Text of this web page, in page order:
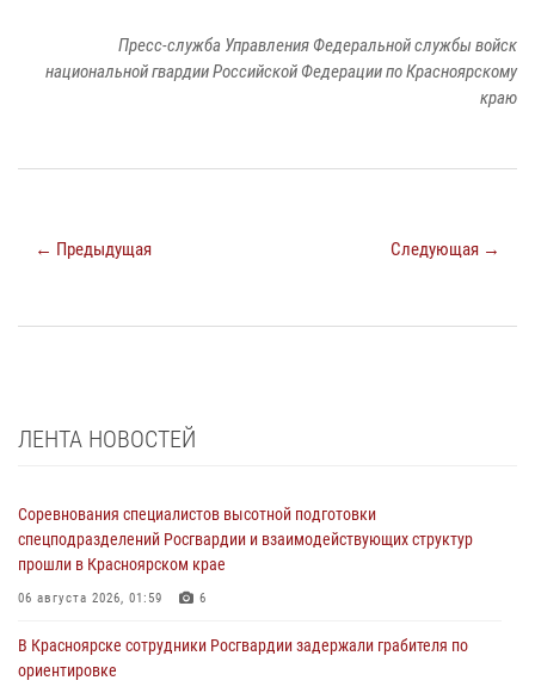
Пресс-служба Управления Федеральной службы войск
национальной гвардии Российской Федерации по Красноярскому
краю
← Предыдущая Следующая →
ЛЕНТА НОВОСТЕЙ
Соревнования специалистов высотной подготовки
спецподразделений Росгвардии и взаимодействующих структур
прошли в Красноярском крае
06 августа 2026, 01:59 6
В Красноярске сотрудники Росгвардии задержали грабителя по
ориентировке